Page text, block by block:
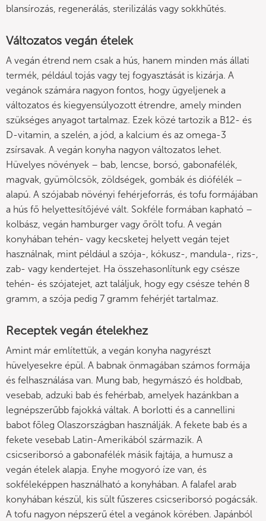
blansírozás, regenerálás, sterilizálás vagy sokkhűtés.
Változatos vegán ételek
A vegán étrend nem csak a hús, hanem minden más állati
termék, például tojás vagy tej fogyasztását is kizárja. A
vegánok számára nagyon fontos, hogy ügyeljenek a
változatos és kiegyensúlyozott étrendre, amely minden
szükséges anyagot tartalmaz. Ezek közé tartozik a B12- és
D-vitamin, a szelén, a jód, a kalcium és az omega-3
zsírsavak. A vegán konyha nagyon változatos lehet.
Hüvelyes növények – bab, lencse, borsó, gabonafélék,
magvak, gyümölcsök, zöldségek, gombák és diófélék –
alapú. A szójabab növényi fehérjeforrás, és tofu formájában
a hús fő helyettesítőjévé vált. Sokféle formában kapható –
kolbász, vegán hamburger vagy őrölt tofu. A vegán
konyhában tehén- vagy kecsketej helyett vegán tejet
használnak, mint például a szója-, kókusz-, mandula-, rizs-,
zab- vagy kendertejet. Ha összehasonlítunk egy csésze
tehén- és szójatejet, azt találjuk, hogy egy csésze tehén 8
gramm, a szója pedig 7 gramm fehérjét tartalmaz.
Receptek vegán ételekhez
Amint már említettük, a vegán konyha nagyrészt
hüvelyesekre épül. A babnak önmagában számos formája
és felhasználása van. Mung bab, hegymászó és holdbab,
vesebab, adzuki bab és fehérbab, amelyek hazánkban a
legnépszerűbb fajokká váltak. A borlotti és a cannellini
babot főleg Olaszországban használják. A fekete bab és a
fekete vesebab Latin-Amerikából származik. A
csicseriborsó a gabonafélék másik fajtája, a humusz a
vegán ételek alapja. Enyhe mogyoró íze van, és
sokféleképpen használható a konyhában. A falafel arab
konyhában készül, kis sült fűszeres csicseriborsó pogácsák.
A tofu nagyon népszerű étel a vegánok körében. Japánból